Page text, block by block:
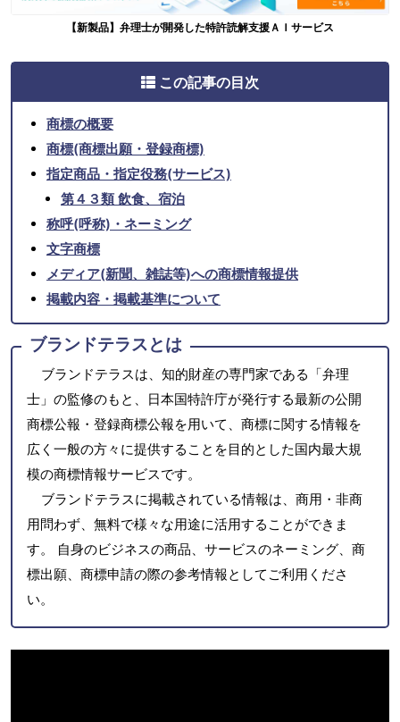
【新製品】弁理士が開発した特許読解支援ＡＩサービス
この記事の目次
商標の概要
商標(商標出願・登録商標)
指定商品・指定役務(サービス)
第４３類 飲食、宿泊
称呼(呼称)・ネーミング
文字商標
メディア(新聞、雑誌等)への商標情報提供
掲載内容・掲載基準について
ブランドテラスとは
ブランドテラスは、知的財産の専門家である「弁理
士」の監修のもと、日本国特許庁が発行する最新の公開
商標公報・登録商標公報を用いて、商標に関する情報を
広く一般の方々に提供することを目的とした国内最大規
模の商標情報サービスです。
ブランドテラスに掲載されている情報は、商用・非商
用問わず、無料で様々な用途に活用することができま
す。 自身のビジネスの商品、サービスのネーミング、商
標出願、商標申請の際の参考情報としてご利用くださ
い。